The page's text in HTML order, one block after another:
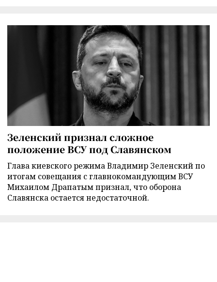
Зеленский признал сложное
положение ВСУ под Славянском
Глава киевского режима Владимир Зеленский по
итогам совещания с главнокомандующим ВСУ
Михаилом Драпатым признал, что оборона
Славянска остается недостаточной.